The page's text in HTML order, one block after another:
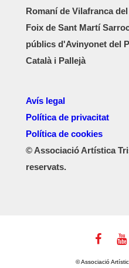
Romaní de Vilafranca
Foix de Sant Martí
públics d'Avinyonet del
Català i Pallejà
Avís legal
Política de privacitat
Política de cookies
© Associació Artística
reservats.
© Associació